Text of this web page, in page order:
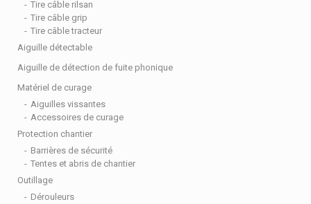
Tire câble rilsan
Tire câble grip
Tire câble tracteur
Aiguille détectable
Aiguille de détection de fuite phonique
Matériel de curage
Aiguilles vissantes
Accessoires de curage
Protection chantier
Barrières de sécurité
Tentes et abris de chantier
Outillage
Dérouleurs